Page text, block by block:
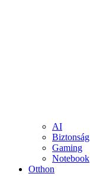
AI
Biztonság
Gaming
Notebook
Otthon